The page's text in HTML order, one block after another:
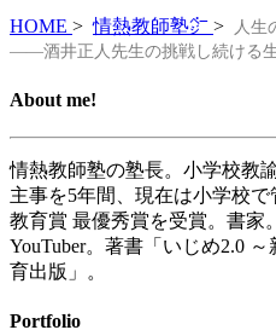
HOME >情熱教師塾㌻ >
人生
——酒井正人先生の挑戦し続ける
About me!
情熱教師塾の塾長。小学校教
主事を5年間、現在は小学校
教育賞 最優秀賞を受賞。書家
YouTuber。著書「いじめ2.0
育出版」。
Portfolio